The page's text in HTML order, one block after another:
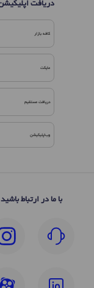
دریافت
کافه بازار
مایکت
دریافت مستقیم
وب‌اپلیکیشن
با ما در ارتباط باشید